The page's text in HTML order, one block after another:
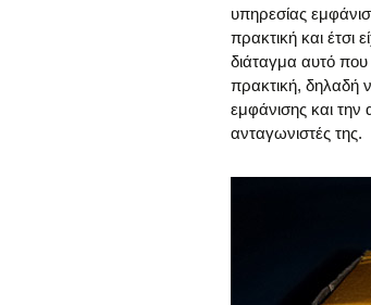
υπηρεσίας
πρακτική και έτσι
διάταγμα αυτό
πρακτική, δηλαδή
εμφάνισης και την
ανταγωνιστές της.